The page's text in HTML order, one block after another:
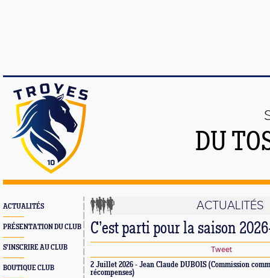
DU
ACTUALITÉS
PRÉSENTATION DU CLUB
S'INSCRIRE AU CLUB
BOUTIQUE CLUB
ACTUALITÉS
C’est parti pour la saison
Tweet
2 Juillet 2026 - Jean Claude DUBOIS (Commission
récompenses)